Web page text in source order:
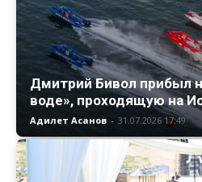
Дмитрий Бивол прибыл
воде», проходящую на
Адилет Асанов - 31.07.2026 17:49